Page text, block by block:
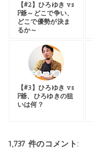
【#2】ひろゆき vs
F爺～どこで争い、
どこで優勢が決ま
るか～
【#3】ひろゆき vs
F爺、ひろゆきの狙
いは何？
1,737 件のコメント: